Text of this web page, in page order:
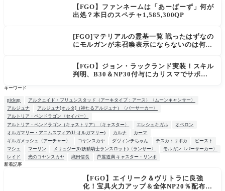
【FGO】ファンネームは「あーぱーず」何が
出処？本日のスペチャ1,585,300QP
[FGO]マテリアルの霊基一覧 戦ったはずなの
にモルガンが未召喚表示にならないのは何
【FGO】ジョン・ラックランド実装！スキル
判明、B30＆NP30付与にカリスマでサポ性
キーワード
pickup
アルクェイド・ブリュンスタッド（アーキタイプ：アース）〈ムーンキャンサー〉
アルジュナ
アルジュナ[オルタ]（神たるアルジュナ）〈バーサーカー〉
アルトリア・ペンドラゴン〈セイバー〉
アルトリア・ペンドラゴン（キャストリア）〈キャスター〉
エレシュキガル
オベロン
オルガマリー・アニムスフィア(U-オルガマリー)
カルナ
カーマ
ギルガメッシュ〈アーチャー〉
コヤンスカヤ ダヴィンチちゃん テスカトリポカ
ビースト
マシュ
マーリン メリュジーヌ(妖精騎士ランスロット)〈ランサー〉
モルガン〈バーサーカー〉
レイド
光のコヤンスカヤ 織田信長
芦屋道満 キャスター・リンボ
新着記事
【FGO】エイリーク＆ヴリトラに良強
化！宝具火力アップ＆全体NP20％配布で